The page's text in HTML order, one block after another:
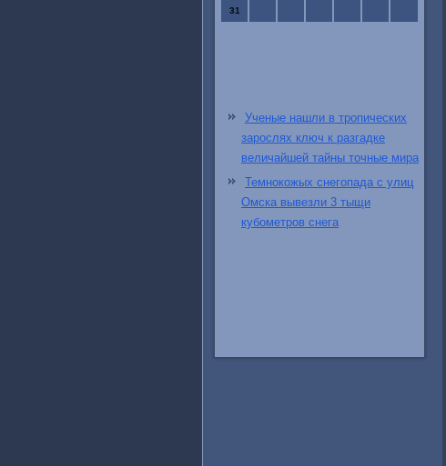
31
Ученые нашли в тропических
зарослях ключ к разгадке
величайшей тайны точные мира
Темнокожых снегопада с улиц
Омска вывезли 3 тыщи
кубометров снега